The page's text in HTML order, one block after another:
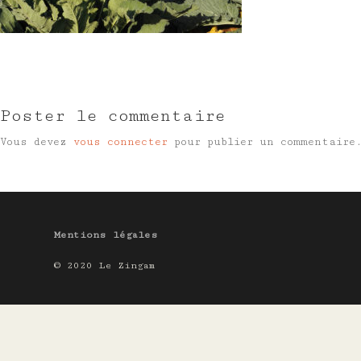
Poster le commentaire
Vous devez vous connecter pour publier un
Mentions légales
© 2020 Le Zingam